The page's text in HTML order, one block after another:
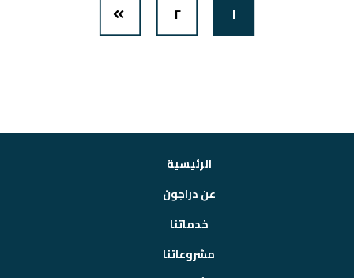
١ ٢
الرئيسية
عن دراجون
خدماتنا
مشروعاتنا